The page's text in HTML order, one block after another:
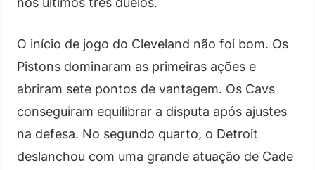
O início de jogo do Cleveland não foi bom. Os
Pistons dominaram as primeiras ações e
abriram sete pontos de vantagem. Os Cavs
conseguiram equilibrar a disputa após ajustes
na defesa. No segundo quarto, o Detroit
deslanchou com uma grande atuação de Cade